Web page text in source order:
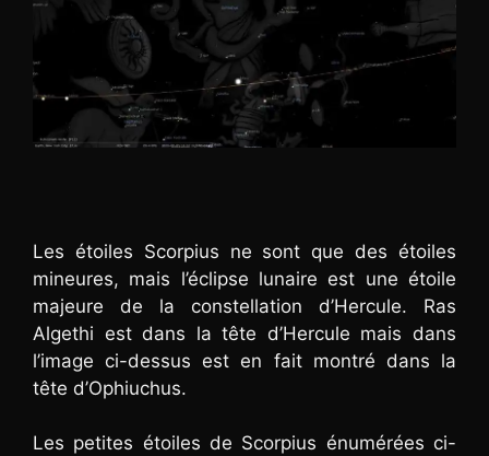
Les étoiles Scorpius ne sont que des étoiles
mineures, mais l’éclipse lunaire est une étoile
majeure de la constellation d’Hercule. Ras
Algethi est dans la tête d’Hercule mais dans
l’image ci-dessus est en fait montré dans la
tête d’Ophiuchus.
Les petites étoiles de Scorpius énumérées ci-